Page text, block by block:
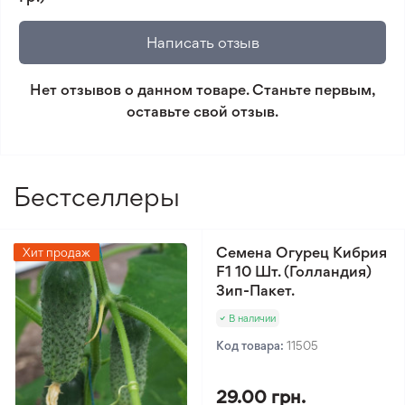
🛡️ Защита покупок. Возврат средств за товар,
который не соответствует ожиданиям. Согласно
условиям возврата.
Минимальный заказ 300 грн.
Написать отзыв
Нет отзывов о данном товаре. Станьте первым,
оставьте свой отзыв.
Бестселлеры
Хит продаж
Семена Огурец Кибрия
F1 10 Шт. (Голландия)
Зип-Пакет.
В наличии
Код товара: 11505
29.00 грн.